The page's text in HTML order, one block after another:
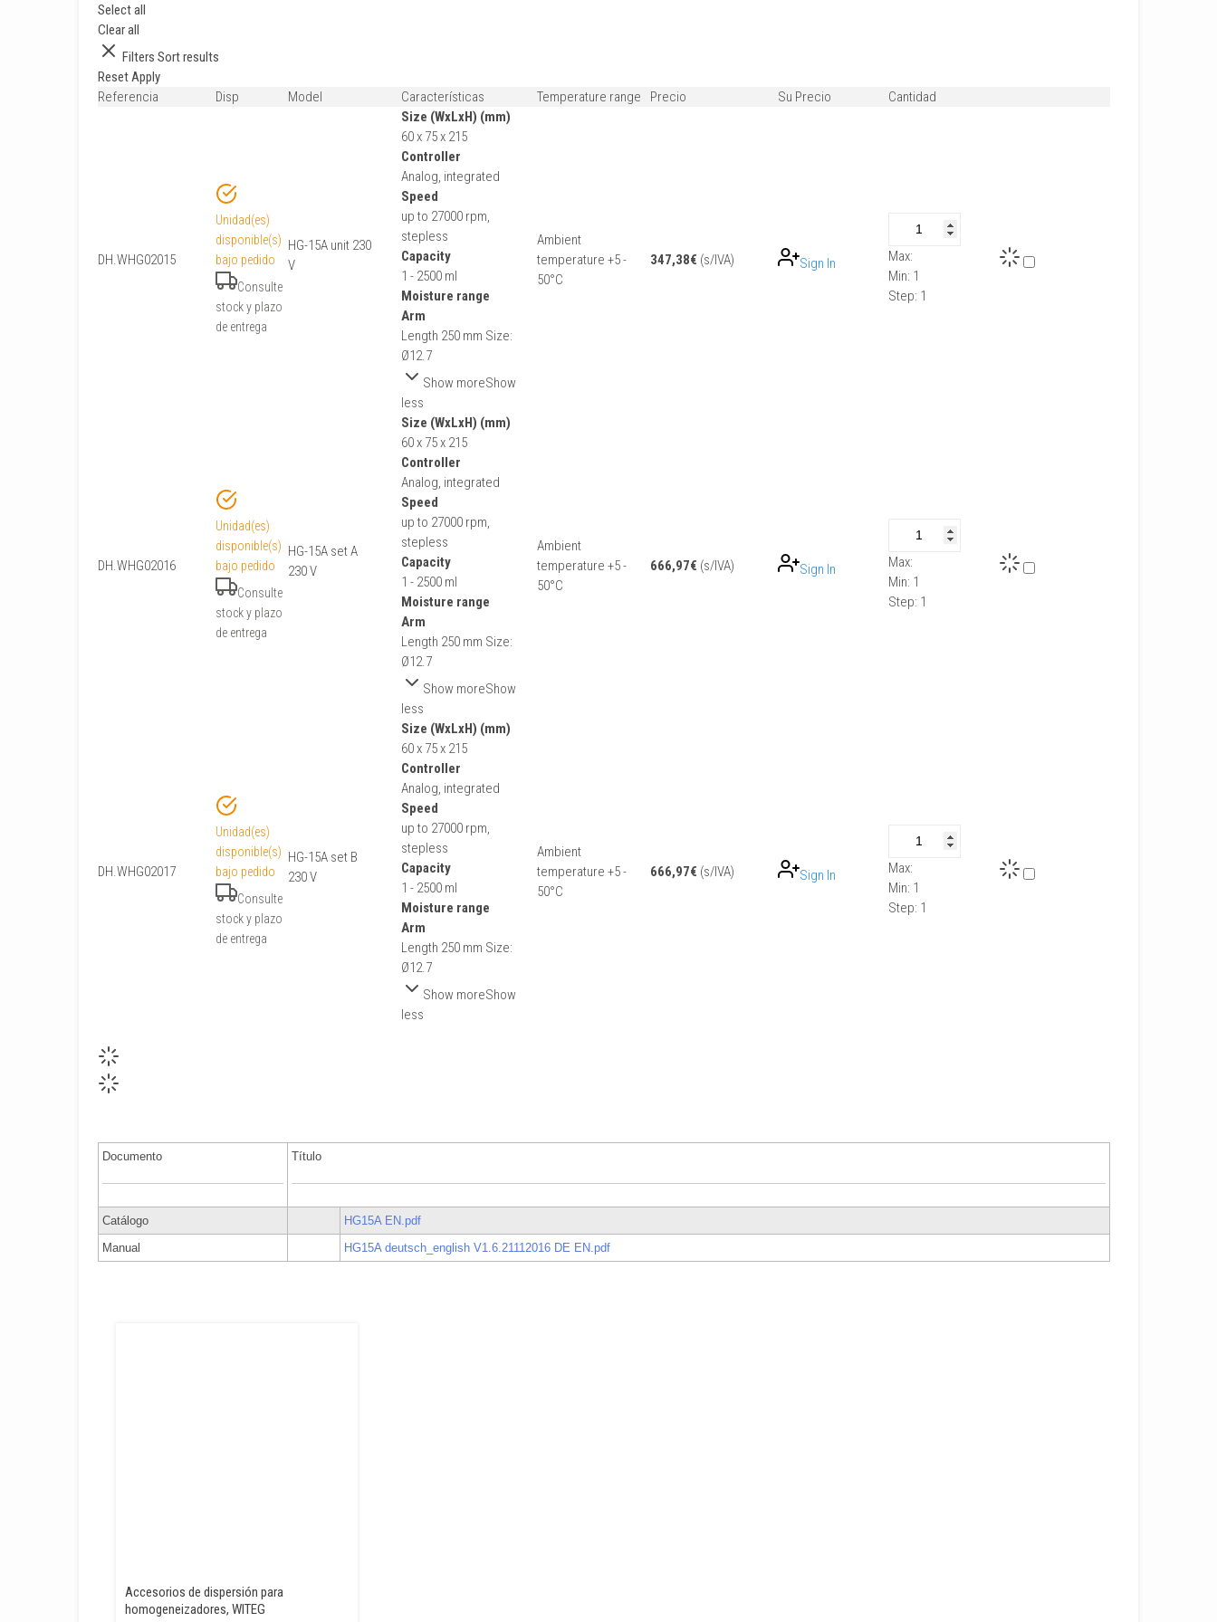
Select all
Clear all
Filters Sort results
ResetApply
Referencia
Disp Model Características Temperature range Precio Su Precio Cantidad
DH.WHG02015
Unidad(es)
disponible(s)
bajo pedido
Consulte
stock y plazo
de entrega
HG-15A unit 230
V
Size (WxLxH) (mm)
60 x 75 x 215
Controller
Analog, integrated
Speed
up to 27000 rpm,
stepless
Capacity
1 - 2500 ml
Moisture range
Arm
Length 250 mm Size:
Ø12.7
Show moreShow
less
Ambient
temperature +5 -
50°C
347,38€ (s/IVA) Sign In
Max:
Min: 1
Step: 1
DH.WHG02016
Unidad(es)
disponible(s)
bajo pedido
Consulte
stock y plazo
de entrega
HG-15A set A
230 V
Size (WxLxH) (mm)
60 x 75 x 215
Controller
Analog, integrated
Speed
up to 27000 rpm,
stepless
Capacity
1 - 2500 ml
Moisture range
Arm
Length 250 mm Size:
Ø12.7
Show moreShow
less
Ambient
temperature +5 -
50°C
666,97€ (s/IVA) Sign In
Max:
Min: 1
Step: 1
DH.WHG02017
Unidad(es)
disponible(s)
bajo pedido
Consulte
stock y plazo
de entrega
HG-15A set B
230 V
Size (WxLxH) (mm)
60 x 75 x 215
Controller
Analog, integrated
Speed
up to 27000 rpm,
stepless
Capacity
1 - 2500 ml
Moisture range
Arm
Length 250 mm Size:
Ø12.7
Show moreShow
less
Ambient
temperature +5 -
50°C
666,97€ (s/IVA) Sign In
Max:
Min: 1
Step: 1
Documento Título
Catálogo
HG15A EN.pdf
Manual
HG15A deutsch_english V1.6.21112016 DE EN.pdf
Accesorios de dispersión para
homogeneizadores, WITEG